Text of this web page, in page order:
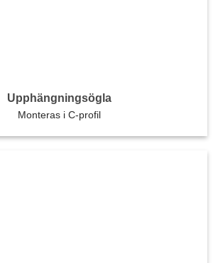
Upphängningsögla
Monteras i C-profil